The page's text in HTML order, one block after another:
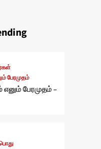
பேரமுதம்
எனும் பேரமுதம் –